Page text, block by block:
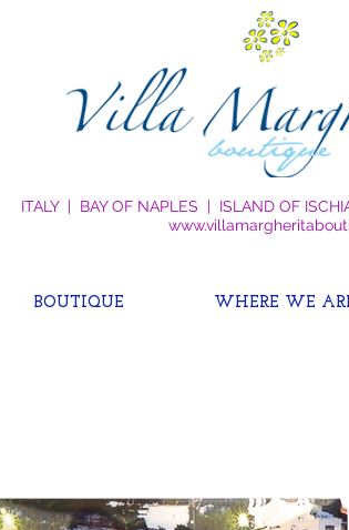
ITALY | BAY OF NAPLES | ISLAND OF
BOUTIQUE WHERE WE